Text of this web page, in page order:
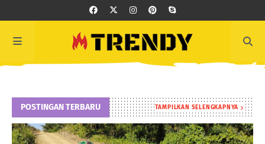
POSTINGAN TERBARU TAMPILKAN SELENGKAPNYA